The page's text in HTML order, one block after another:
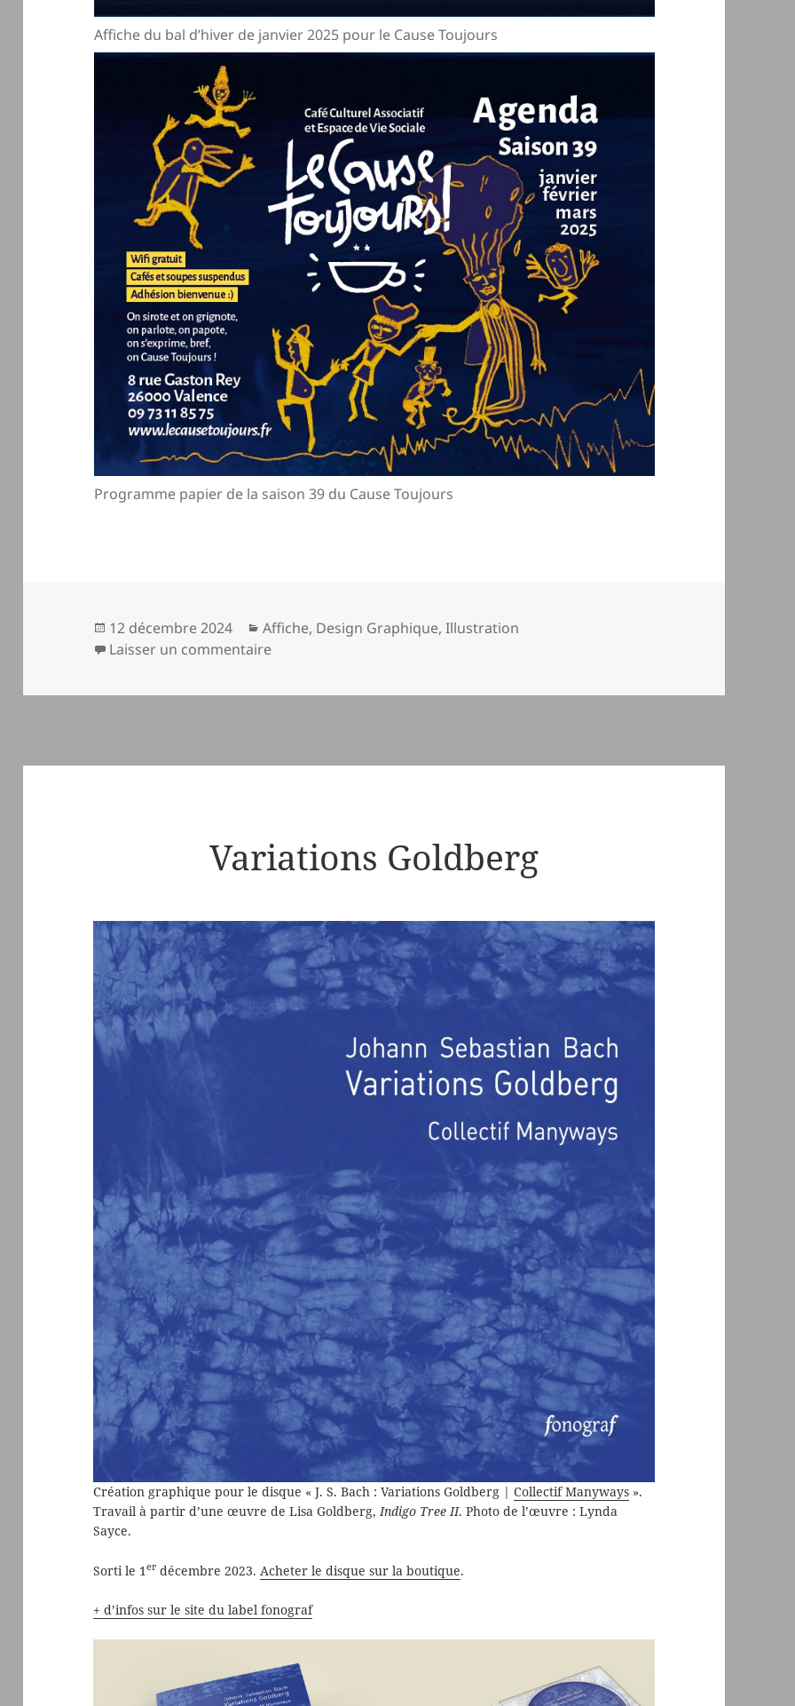
Affiche du bal d’hiver de janvier 2025 pour le Cause Toujours
Programme papier de la saison 39 du Cause Toujours
Publié
le
12 décembre 2024 Catégories
Affiche, Design Graphique,Illustration
Laisser un commentairesur Le Cause Toujours – Hiver
Variations Goldberg
Création graphique pour le disque « J. S. Bach : Variations Goldberg |Collectif Manyways ».
Travail à partir d’une œuvre de Lisa Goldberg,Indigo Tree II. Photo de l’œuvre : Lynda
Sayce.
Sorti le 1er décembre 2023. Acheter le disque sur la boutique.
+ d’infos sur le site du label fonograf